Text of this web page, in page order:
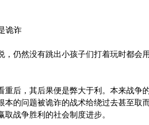
诡诈
仍然没有跳出小孩子们打着玩时都会
后，其后果便是弊大于利。本来战争
的问题被诡诈的战术给绕过去甚至取
战争胜利的社会制度进步。